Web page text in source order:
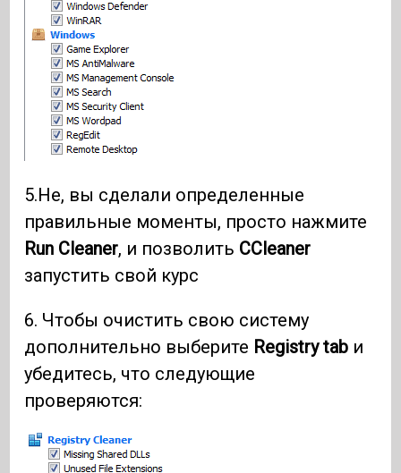
5.Не, вы сделали определенные
правильные моменты, просто нажмите
Run Cleaner, и позволить CCleaner
запустить свой курс
6. Чтобы очистить свою систему
дополнительно выберите Registry tab и
убедитесь, что следующие
проверяются: